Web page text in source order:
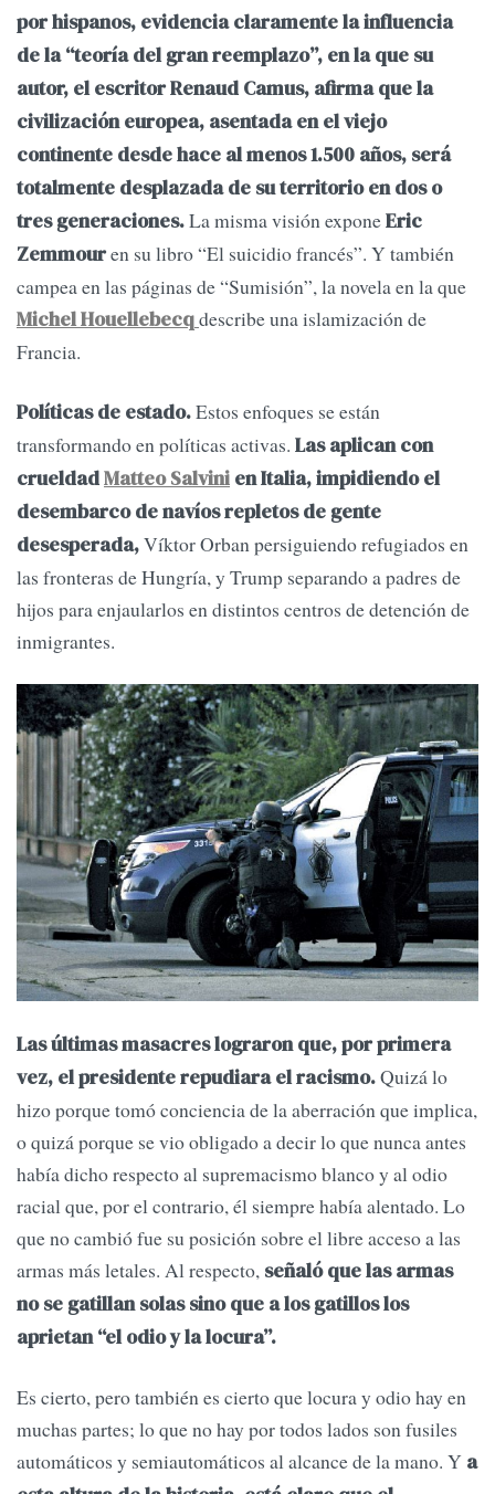
por hispanos, evidencia claramente la influencia
de la “teoría del gran reemplazo”, en la que su
autor, el escritor Renaud Camus, afirma que la
civilización europea, asentada en el viejo
continente desde hace al menos 1.500 años, será
totalmente desplazada de su territorio en dos o
tres generaciones.La misma visión exponeEric
Zemmouren su libro “El suicidio francés”. Y también
campea en las páginas de “Sumisión”, la novela en la que
Michel Houellebecqdescribe una islamización de
Francia.
Políticas de estado.Estos enfoques se están
transformando en políticas activas. Las aplican con
crueldadMatteo Salvini en Italia, impidiendo el
desembarco de navíos repletos de gente
desesperada,Víktor Orban persiguiendo refugiados en
las fronteras de Hungría, y Trump separando a padres de
hijos para enjaularlos en distintos centros de detención de
inmigrantes.
Las últimas masacres lograron que, por primera
vez, el presidente repudiara el racismo.Quizá lo
hizo porque tomó conciencia de la aberración que implica,
o quizá porque se vio obligado a decir lo que nunca antes
había dicho respecto al supremacismo blanco y al odio
racial que, por el contrario, él siempre había alentado. Lo
que no cambió fue su posición sobre el libre acceso a las
armas más letales. Al respecto, señaló que las armas
no se gatillan solas sino que a los gatillos los
aprietan “el odio y la locura”.
Es cierto, pero también es cierto que locura y odio hay en
muchas partes; lo que no hay por todos lados son fusiles
automáticos y semiautomáticos al alcance de la mano. Y a